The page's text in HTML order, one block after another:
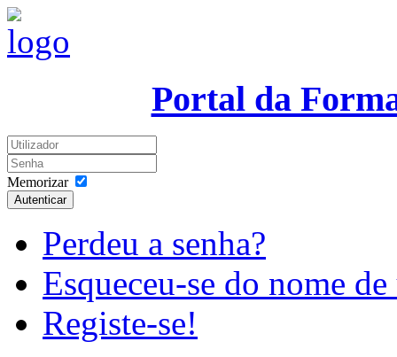
Portal da
Memorizar
Autenticar
Perdeu a senha?
Esqueceu-se do nome
Registe-se!